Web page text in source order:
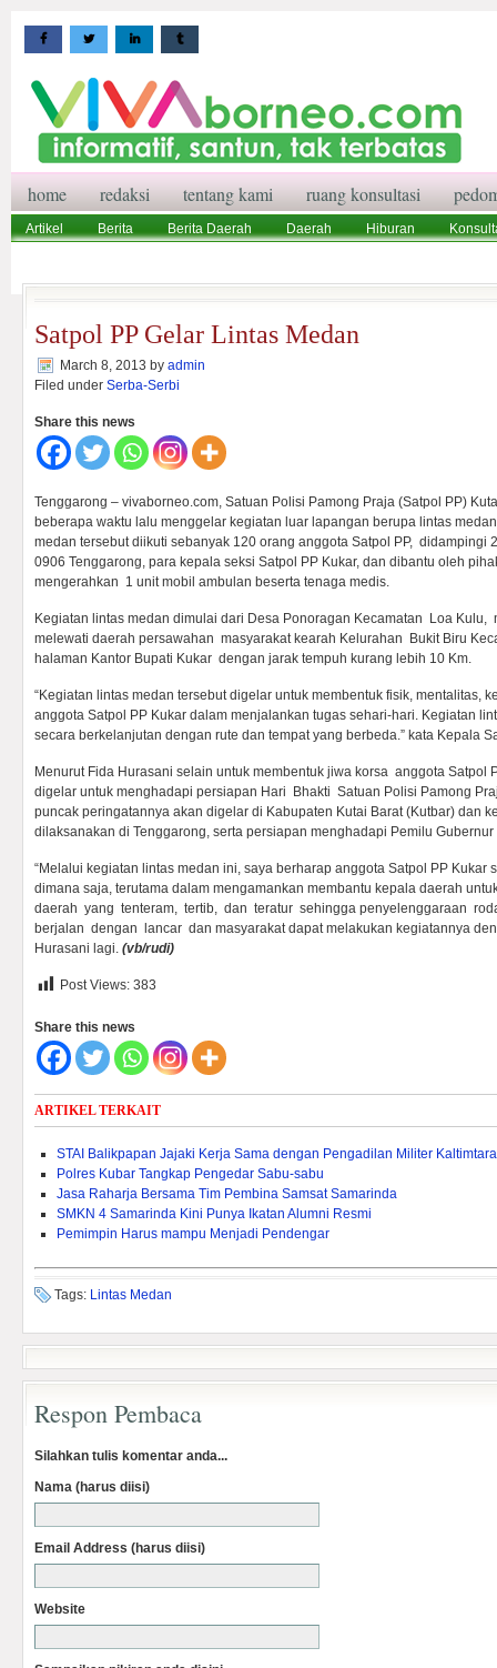
home redaksi tentang kami ruang konsultasi
Artikel Berita Berita Daerah Daerah Hiburan
Satpol PP Gelar Lintas Medan
March 8, 2013 by admin
Filed under Serba-Serbi
Share this news
Tenggarong – vivaborneo.com, Satuan Polisi Pamong Praja (Satpol PP)
beberapa waktu lalu menggelar kegiatan luar lapangan berupa lintas
medan tersebut diikuti sebanyak 120 orang anggota Satpol PP, didampingi
0906 Tenggarong, para kepala seksi Satpol PP Kukar, dan dibantu oleh
mengerahkan 1 unit mobil ambulan beserta tenaga medis.
Kegiatan lintas medan dimulai dari Desa Ponoragan Kecamatan Loa Kulu,
melewati daerah persawahan masyarakat kearah Kelurahan Bukit Biru
halaman Kantor Bupati Kukar dengan jarak tempuh kurang lebih 10 Km.
“Kegiatan lintas medan tersebut digelar untuk membentuk fisik, mentalitas,
anggota Satpol PP Kukar dalam menjalankan tugas sehari-hari. Kegiatan
secara berkelanjutan dengan rute dan tempat yang berbeda.” kata Kepala
Menurut Fida Hurasani selain untuk membentuk jiwa korsa anggota Satpol
digelar untuk menghadapi persiapan Hari Bhakti Satuan Polisi Pamong
puncak peringatannya akan digelar di Kabupaten Kutai Barat (Kutbar) dan
dilaksanakan di Tenggarong, serta persiapan menghadapi Pemilu
“Melalui kegiatan lintas medan ini, saya berharap anggota Satpol PP Kukar
dimana saja, terutama dalam mengamankan membantu kepala daerah
daerah yang tenteram, tertib, dan teratur sehingga penyelenggaraan
berjalan dengan lancar dan masyarakat dapat melakukan kegiatannya
Hurasani lagi. (vb/rudi)
Post Views: 383
Share this news
ARTIKEL TERKAIT
STAI Balikpapan Jajaki Kerja Sama dengan Pengadilan Militer Kaltimtara
Polres Kubar Tangkap Pengedar Sabu-sabu
Jasa Raharja Bersama Tim Pembina Samsat Samarinda
SMKN 4 Samarinda Kini Punya Ikatan Alumni Resmi
Pemimpin Harus mampu Menjadi Pendengar
Tags: Lintas Medan
Respon Pembaca
Silahkan tulis komentar anda...
Nama (harus diisi)
Email Address (harus diisi)
Website